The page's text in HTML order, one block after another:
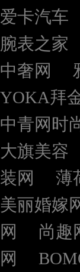
爱卡汽车
腕表之家
中奢网
YOKA拜
中青网时
大旗美容
装网
薄
美丽婚嫁
网
尚趣
网